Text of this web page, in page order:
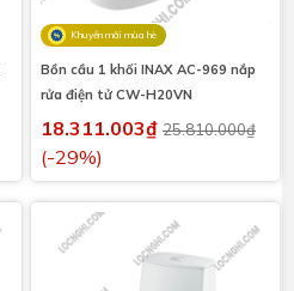
Khuyến mãi mùa hè
Bồn cầu 1 khối INAX AC-969 nắp
rửa điện tử CW-H20VN
18.311.003₫ 25.810.000₫
(-29%)